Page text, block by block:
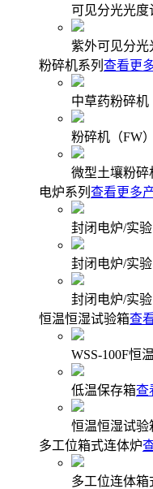
可见分光光度
紫外可见分光
粉碎机系列 查看更
中草药粉碎机
粉碎机（FW
微型土壤粉碎
电炉系列 查看更多
封闭电炉/实验
封闭电炉/实
封闭电炉/实
恒温恒湿试验箱查
WSS-100F恒
低温保存箱查
恒温恒湿试验
多工位箱式连体炉
多工位连体箱